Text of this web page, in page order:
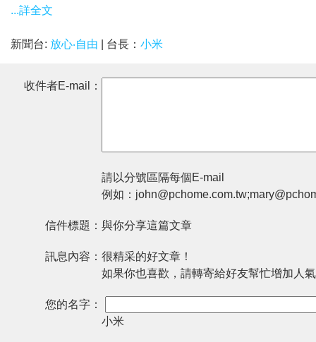
...詳全文
新聞台: 放心‧自由 | 台長： 小米
收件者E-mail：
請以分號區隔每個E-mail
例如：
信件標題： 與你分享這篇文章
訊息內容： 很精采的好文章！
如果你也喜歡，請轉寄給好友幫忙增加人
您的名字：
小米